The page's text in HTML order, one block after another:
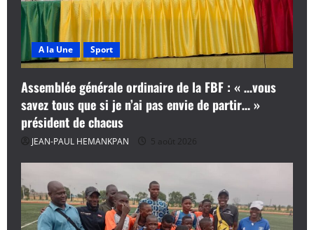
A la Une Sport
Assemblée générale ordinaire de la FBF : « …vous
savez tous que si je n’ai pas envie de partir… »
président de chacus
JEAN-PAUL HEMANKPAN 5 août 2026